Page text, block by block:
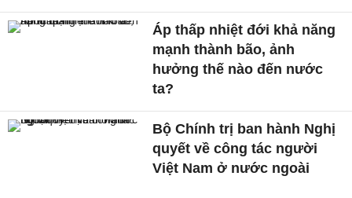
Áp thấp nhiệt đới khả năng
mạnh thành bão, ảnh
hưởng thế nào đến nước
ta?
Bộ Chính trị ban hành Nghị
quyết về công tác người
Việt Nam ở nước ngoài